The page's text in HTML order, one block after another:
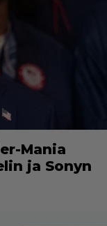
Mania
ja Sonyn